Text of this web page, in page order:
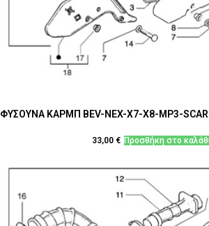
ΦΥΣΟΥΝΑ ΚΑΡΜΠ BEV-NEX-X7-X8-MP3-
33,00 € Προσθήκη στο